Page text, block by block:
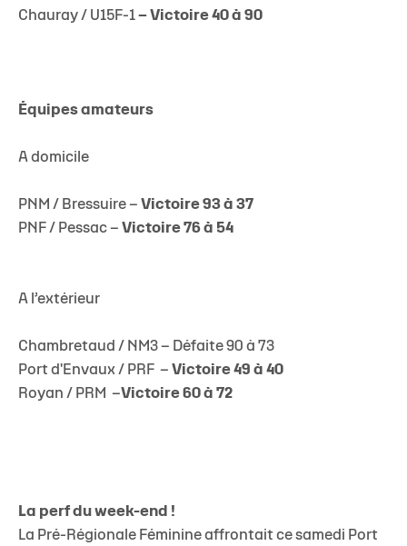
Chauray / U15F-1 – Victoire 40 à 90
Équipes amateurs
A domicile
PNM / Bressuire – Victoire 93 à 37
PNF / Pessac – Victoire 76 à 54
A l’extérieur
Chambretaud / NM3 – Défaite 90 à 73
Port d'Envaux / PRF – Victoire 49 à 40
Royan / PRM –Victoire 60 à 72
La perf du week-end !
La Pré-Régionale Féminine affrontait ce samedi Port